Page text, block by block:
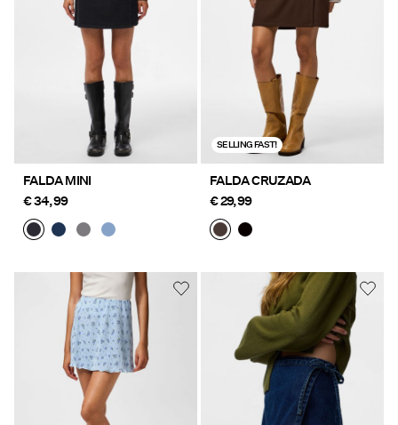
FALDA MINI
€ 34,99
SELLING FAST!
FALDA CRUZADA
€ 29,99